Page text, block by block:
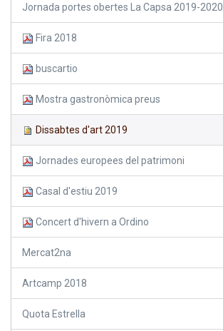
Jornada portes obertes La Capsa 2019-2020
Fira 2018
buscartio
Mostra gastronòmica preus
Dissabtes d'art 2019
Jornades europees del patrimoni
Casal d'estiu 2019
Concert d'hivern a Ordino
Mercat2na
Artcamp 2018
Quota Estrella